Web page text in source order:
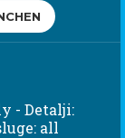
- Detalji:
all